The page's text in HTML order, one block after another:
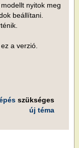
nyitok meg
beállítani.
a verzió.
szükséges
új téma